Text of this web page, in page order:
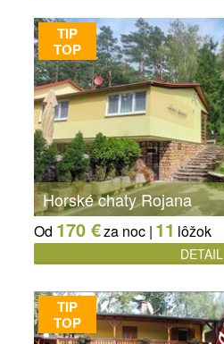
TIP
TOP
Horské chaty Rojana
Od 170 €za noc | 11 lôžok
DETAIL
TIP
TOP